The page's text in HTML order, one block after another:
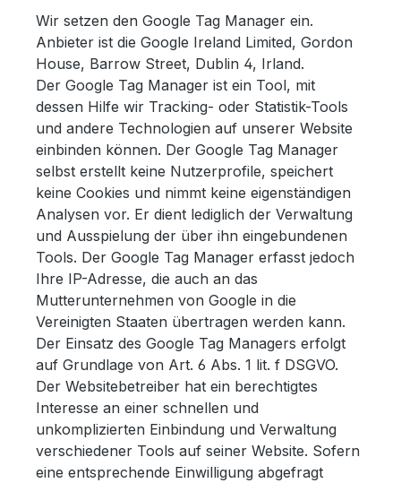
Wir setzen den Google Tag Manager ein.
Anbieter ist die Google Ireland Limited, Gordon
House, Barrow Street, Dublin 4, Irland.
Der Google Tag Manager ist ein Tool, mit
dessen Hilfe wir Tracking- oder Statistik-Tools
und andere Technologien auf unserer Website
einbinden können. Der Google Tag Manager
selbst erstellt keine Nutzerprofile, speichert
keine Cookies und nimmt keine eigenständigen
Analysen vor. Er dient lediglich der Verwaltung
und Ausspielung der über ihn eingebundenen
Tools. Der Google Tag Manager erfasst jedoch
Ihre IP-Adresse, die auch an das
Mutterunternehmen von Google in die
Vereinigten Staaten übertragen werden kann.
Der Einsatz des Google Tag Managers erfolgt
auf Grundlage von Art. 6 Abs. 1 lit. f DSGVO.
Der Websitebetreiber hat ein berechtigtes
Interesse an einer schnellen und
unkomplizierten Einbindung und Verwaltung
verschiedener Tools auf seiner Website. Sofern
eine entsprechende Einwilligung abgefragt